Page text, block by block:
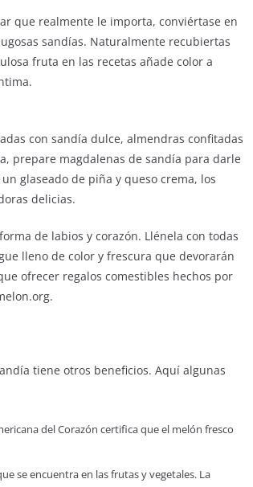
que realmente le importa, conviértase en
sandías. Naturalmente recubiertas
fruta en las recetas añade color a
con sandía dulce, almendras confitadas
prepare magdalenas de sandía para darle
glaseado de piña y queso crema, los
delicias.
de labios y corazón. Llénela con todas
lleno de color y frescura que devorarán
ofrecer regalos comestibles hechos por
tiene otros beneficios. Aquí algunas
del Corazón certifica que el melón fresco
se encuentra en las frutas y vegetales. La